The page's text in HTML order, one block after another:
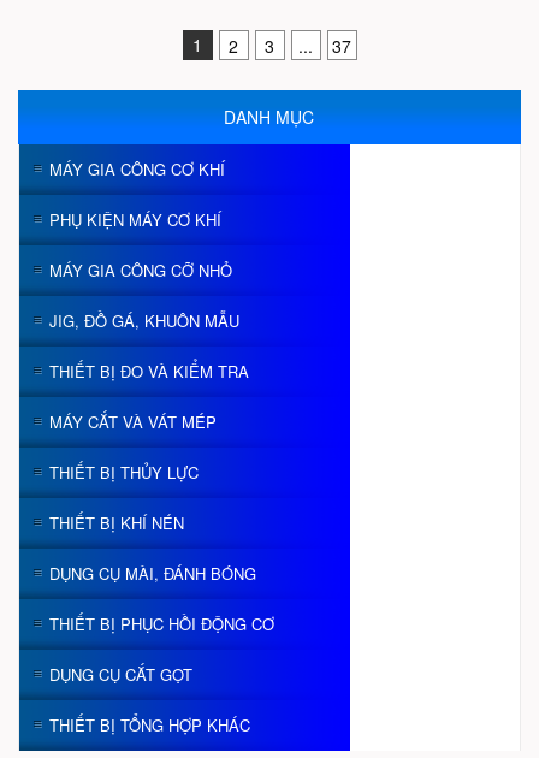
1 2 3 ... 37
DANH MỤC
MÁY GIA CÔNG CƠ KHÍ
PHỤ KIỆN MÁY CƠ KHÍ
MÁY GIA CÔNG CỠ NHỎ
JIG, ĐỒ GÁ, KHUÔN MẪU
THIẾT BỊ ĐO VÀ KIỂM TRA
MÁY CẮT VÀ VÁT MÉP
THIẾT BỊ THỦY LỰC
THIẾT BỊ KHÍ NÉN
DỤNG CỤ MÀI, ĐÁNH BÓNG
THIẾT BỊ PHỤC HỒI ĐỘNG CƠ
DỤNG CỤ CẮT GỌT
THIẾT BỊ TỔNG HỢP KHÁC